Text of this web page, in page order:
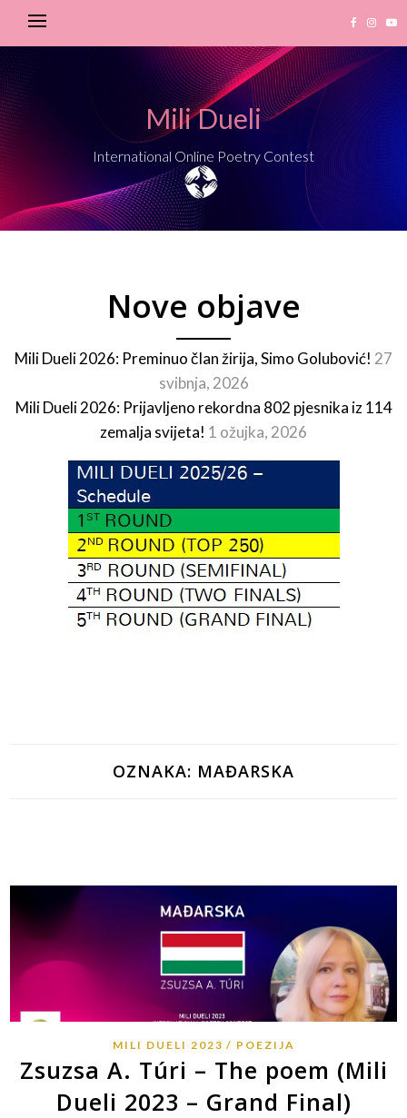
Mili Dueli
International Online Poetry Contest
Nove objave
Mili Dueli 2026: Preminuo član žirija, Simo Golubović! 27
svibnja, 2026
Mili Dueli 2026: Prijavljeno rekordna 802 pjesnika iz 114
zemalja svijeta! 1 ožujka, 2026
OZNAKA: MAĐARSKA
MILI DUELI 2023 POEZIJA
Zsuzsa A. Túri – The poem (Mili
Dueli 2023 – Grand Final)